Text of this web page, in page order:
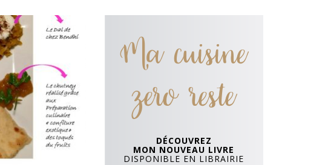
Ma cuisine
zero reste
DÉCOUVREZ
MON NOUVEAU LIVRE
DISPONIBLE EN LIBRAIRIE